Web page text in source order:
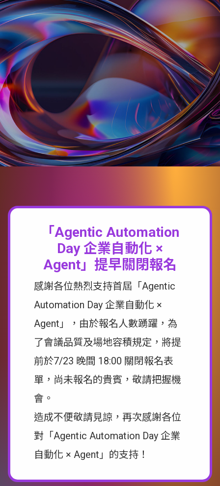
「Agentic Automation
Day 企業自動化 ×
Agent」提早關閉報名
感謝各位熱烈支持首屆「Agentic
Automation Day 企業自動化 ×
Agent」，由於報名人數踴躍，為
了會議品質及場地容積規定，將提
前於7/23 晚間 18:00 關閉報名表
單，尚未報名的貴賓，敬請把握機
會。
造成不便敬請見諒，再次感謝各位
對「Agentic Automation Day 企業
自動化 × Agent」的支持！